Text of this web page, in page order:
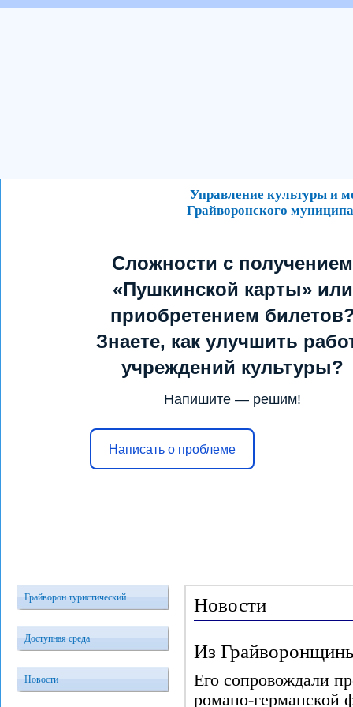
Управление культуры и
Грайворонского
Сложности с получением
«Пушкинской карты» или
приобретением
Знаете, как улучшить
учреждений культуры?
Напишите — решим!
Написать о проблеме
Грайворон туристический
Доступная среда
Новости
Новости
Из
Его сопровождали
романо-германской